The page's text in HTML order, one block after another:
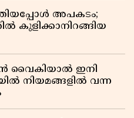
അപകടം;
കുളിക്കാനിറങ്ങിയ
വൈകിയാൽ ഇനി
നിയമങ്ങളിൽ വന്ന